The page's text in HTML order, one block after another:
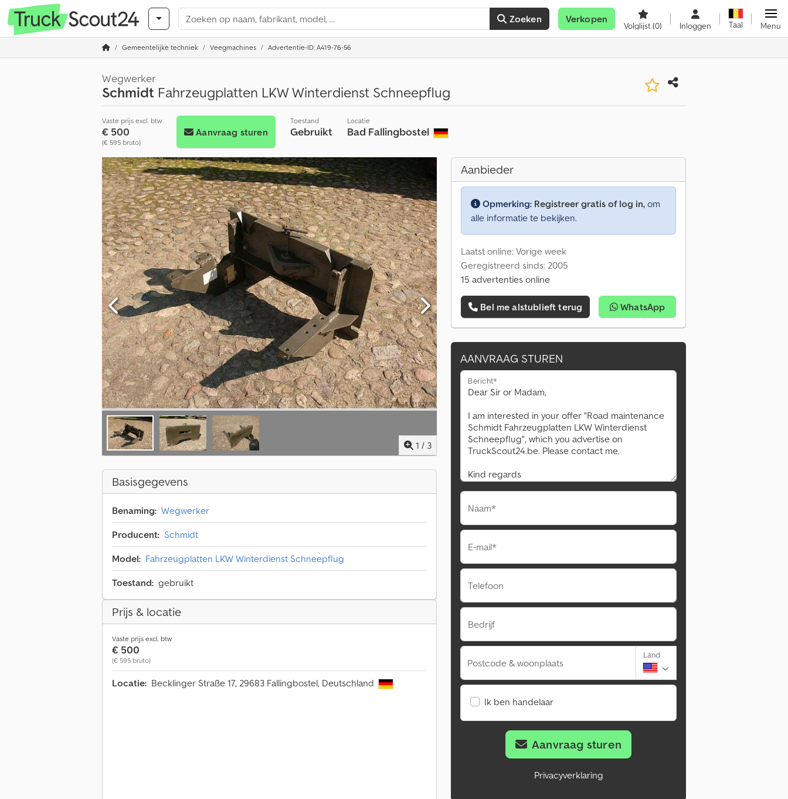
Zoeken Verkopen
Volglijst(0) Inloggen Taal Menu
Gemeentelijke techniek Veegmachines Advertentie-ID: A419-76-56
Wegwerker
Schmidt Fahrzeugplatten LKW Winterdienst Schneepflug
Vaste prijs excl. btw
€ 500
(€ 595 bruto)
Aanvraag sturen
Toestand
Gebruikt
Locatie
Bad Fallingbostel
1 / 3
Basisgegevens
Benaming: Wegwerker
Producent: Schmidt
Model: Fahrzeugplatten LKW Winterdienst Schneepflug
Toestand: gebruikt
Prijs & locatie
Vaste prijs excl. btw
€ 500
(€ 595 bruto)
Locatie: Becklinger Straße 17, 29683 Fallingbostel, Deutschland
Aanbieder
Opmerking: Registreer gratis of log in, om
alle informatie te bekijken.
Laatst online: Vorige week
Geregistreerd sinds: 2005
15 advertenties online
Bel me alstublieft terug WhatsApp
AANVRAAG STUREN
Bericht*
Naam*
E-mail*
Telefoon
Bedrijf
Postcode & woonplaats
Land
Ik ben handelaar
Aanvraag sturen
Privacyverklaring